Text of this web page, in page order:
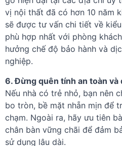
vị nội thất đã có hơn 10 năm
sẽ được tư vấn chi tiết về
phù hợp nhất với phòng
hưởng chế độ bảo hành và
nghiệp.
6. Đừng quên tính an toàn và
Nếu nhà có trẻ nhỏ, bạn nên
bo tròn, bề mặt nhẵn mịn để
chạm. Ngoài ra, hãy ưu tiên
chân bàn vững chãi để đảm
sử dụng lâu dài.